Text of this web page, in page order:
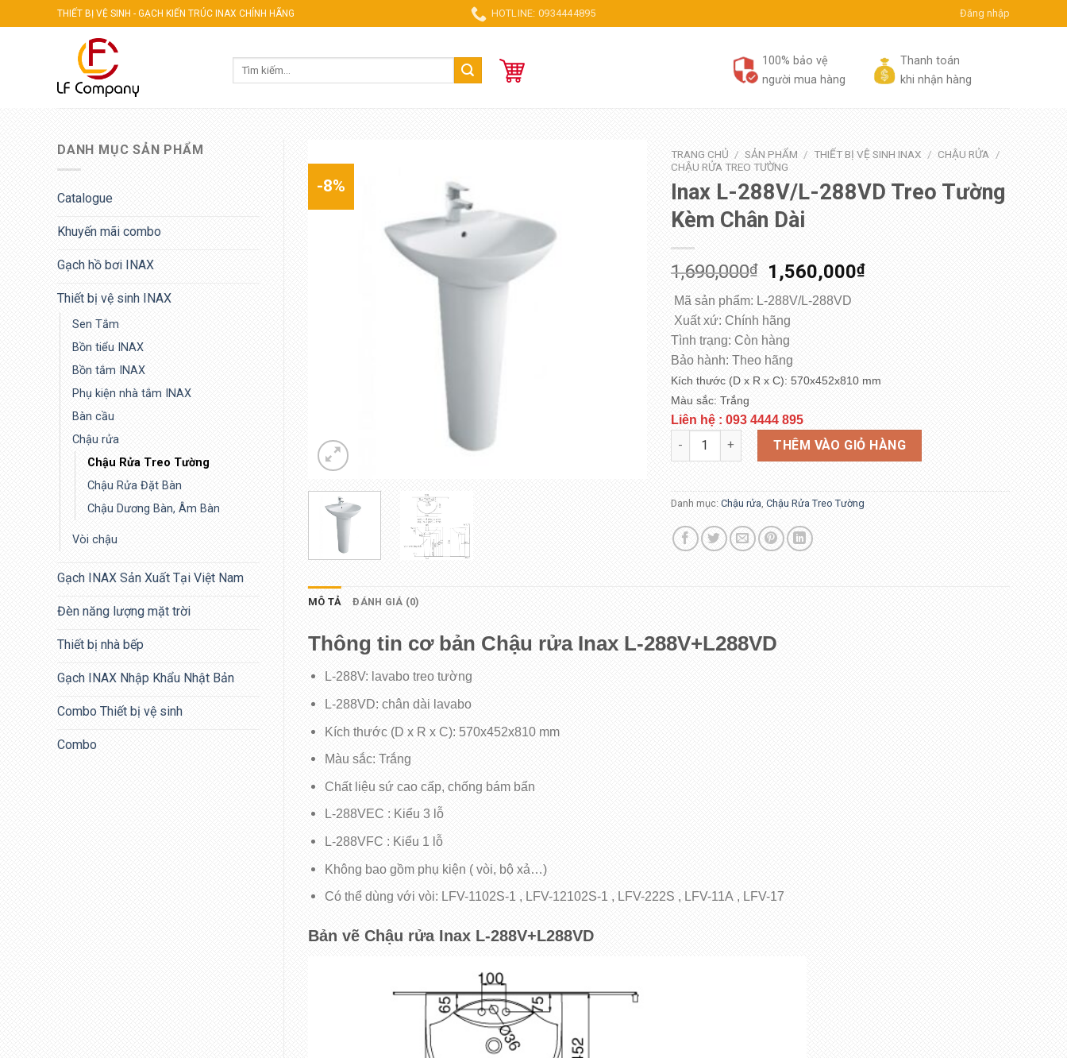
to
THIẾT BỊ VỆ SINH - GẠCH KIẾN TRÚC INAX CHÍNH HÃNG HOTLINE: 0934444895 Đăng nhập
Tìm
100% bảo vệ
người mua hàng
Thanh toán
khi nhận hàng
DANH MỤC SẢN PHẨM
Catalogue
Khuyến mãi combo
Gạch hồ bơi INAX
Thiết bị vệ sinh INAX
Sen Tắm
Bồn tiểu INAX
Bồn tắm INAX
Phụ kiện nhà tắm INAX
Bàn cầu
Chậu rửa
Chậu Rửa Treo Tường
Chậu Rửa Đặt Bàn
Chậu Dương Bàn, Âm Bàn
Vòi chậu
Gạch INAX Sản Xuất Tại Việt Nam
Đèn năng lượng mặt trời
Thiết bị nhà bếp
Gạch INAX Nhập Khẩu Nhật Bản
Combo Thiết bị vệ sinh
Combo
-8%
TRANG CHỦ / SẢN PHẨM / THIẾT BỊ VỆ SINH INAX / CHẬU RỬA
/
CHẬU RỬA TREO TƯỜNG
Inax L-288V/L-288VD Treo Tường
Kèm Chân Dài
1,690,000₫ 1,560,000₫
Mã sản phẩm: L-288V/L-288VD
Xuất xứ: Chính hãng
Tình trạng: Còn hàng
Bảo hành: Theo hãng
Kích thước (D x R x C): 570x452x810 mm
Màu sắc: Trắng​
Liên hệ : 093 4444 895
Inax L-288V/L-288VD Treo Tường Kèm Chân Dài số lượng
THÊM VÀO GIỎ HÀNG
Danh mục: Chậu rửa Chậu Rửa Treo Tường
MÔ TẢ ĐÁNH GIÁ (0)
Thông tin cơ bản Chậu rửa Inax L-288V+L288VD
L-288V: lavabo treo tường
L-288VD: chân dài lavabo
Kích thước (D x R x C): 570x452x810 mm
Màu sắc: Trắng​
Chất liệu sứ cao cấp, chống bám bẩn
L-288VEC : Kiểu 3 lỗ
L-288VFC : Kiểu 1 lỗ
Không bao gồm phụ kiện ( vòi, bộ xả…)
Có thể dùng với vòi: LFV-1102S-1 , LFV-12102S-1 , LFV-222S , LFV-11A , LFV-17
Bản vẽ Chậu rửa Inax L-288V+L288VD